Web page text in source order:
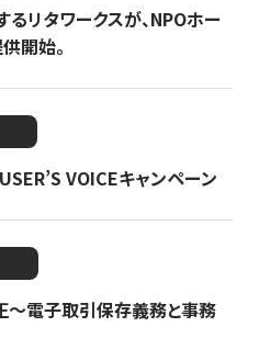
リタワークスが、NPOホー
開始。
VOICEキャンペーン
電子取引保存義務と事務